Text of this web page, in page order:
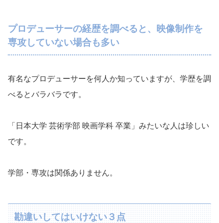
プロデューサーの経歴を調べると、映像制作を
専攻していない場合も多い
有名なプロデューサーを何人か知っていますが、学歴を調
べるとバラバラです。
「日本大学 芸術学部 映画学科 卒業」みたいな人は珍しい
です。
学部・専攻は関係ありません。
勘違いしてはいけない３点